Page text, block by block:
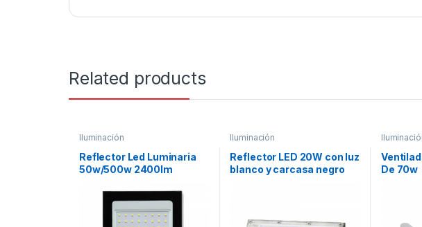
Related products
Iluminación
Reflector Led Luminaria
50w/500w 2400lm
Iluminación
Reflector LED 20W con luz
blanco y carcasa negro
De 70w